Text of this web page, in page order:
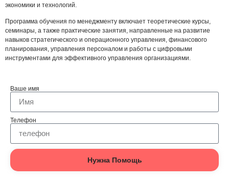
экономики и технологий.
Программа обучения по менеджменту включает теоретические курсы,
семинары, а также практические занятия, направленные на развитие
навыков стратегического и операционного управления, финансового
планирования, управления персоналом и работы с цифровыми
инструментами для эффективного управления организациями.
Ваше имя
Телефон
Нужна Помощь